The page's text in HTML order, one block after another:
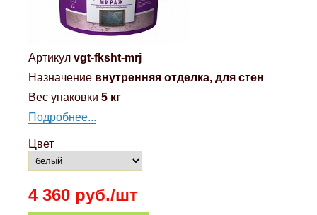
Артикул vgt-fksht-mrj
Назначение внутренняя отделка, для стен
Вес упаковки 5 кг
Подробнее...
Цвет
4 360 руб./шт